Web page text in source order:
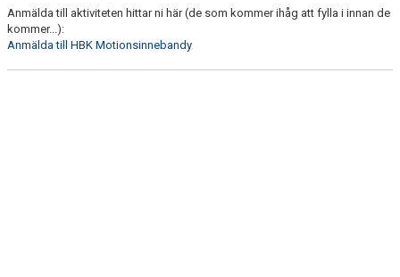
DOKUMENT
Anmälda till aktiviteten hittar ni här (de som kommer ihåg att fylla i innan de
kommer...):
Anmälda till HBK Motionsinnebandy